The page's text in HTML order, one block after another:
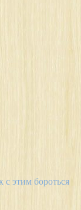
с этим бороться